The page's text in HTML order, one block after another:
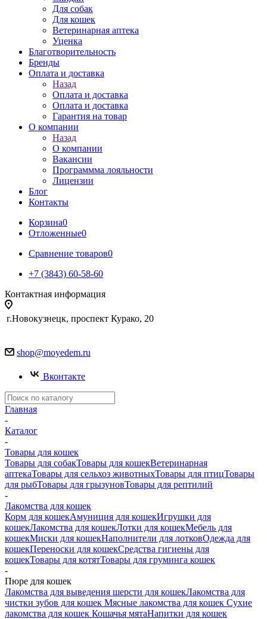
Для собак
Для кошек
Ветеринарная аптека
Уценка
Благотворительность
Бренды
Оплата и доставка
Назад
Оплата и доставка
Оплата и доставка
Гарантия на товар
О компании
Назад
О компании
Вакансии
Программма лояльности
Лицензии
Блог
Контакты
Корзина0
Отложенные0
Сравнение товаров0
+7 (3843) 60-58-60
Контактная информация
г.Новокузнецк, проспект Курако, 20
shop@moyedem.ru
Вконтакте
Главная
-
Каталог
-
Товары для кошек
Товары для собакТовары для кошекВетеринарная
аптекаТовары для сельхоз животныхТовары для птицТовары
для рыбТовары для грызуновТовары для рептилий
-
Лакомства для кошек
Корм для кошекАмуниция для кошекИгрушки для
кошекЛакомства для кошекЛотки для кошекМебель для
кошекМиски для кошекНаполнители для лотковОдежда для
кошекПереноски для кошекСредства гигиены для
кошекТовары для котятТовары для груминга кошек
-
Пюре для кошек
Лакомства для выведения шерсти для кошекЛакомства для
чистки зубов для кошек Мясные лакомства для кошек Сухие
лакомства для кошек Кошачья мятаНапитки для кошек